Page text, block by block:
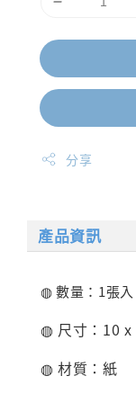
分享
產品資訊
◍ 數量：1張入
◍ 尺寸：10 x
◍ 材質：紙